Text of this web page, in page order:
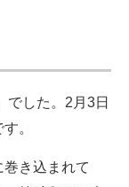
した。2月3日
。
き込まれて